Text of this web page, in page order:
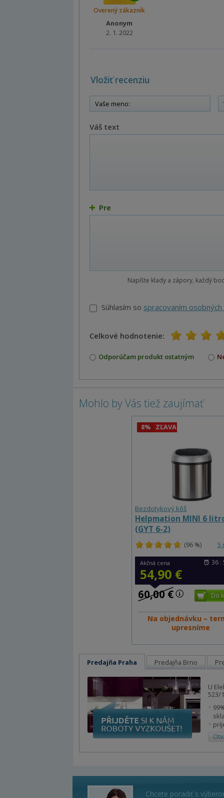
Overený zákazník
Anonym
2. 1. 2022
Vložiť recenziu
Váš text
Pre
Napíšte klady a zápory, každý
Súhlasím so spracovaním
Celkové hodnotenie:
1 2 3 4 5
Odporúčam produkt ostatným
Mohlo by Vás tiež zaujímať
8% ZĽAVA
Bezdotykový kôš
Helpmation MINI 6
(GYT 6-2)
(96 %) 5
Akčná cena
54,90 €
36 :
60,00 €
Na objednávku –
upresníme
Predajňa Praha Predajňa Brno
U
523/
Chcete poradiť s